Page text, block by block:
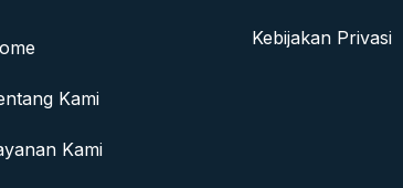
Kami
Kami
Kebijakan Privasi